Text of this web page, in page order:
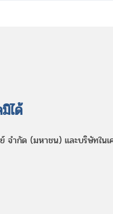
ได้
จำกัด (มหาชน) และบริษัทในเ